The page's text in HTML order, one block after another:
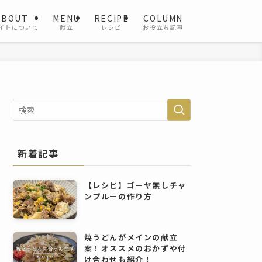
トについて
MENU
献立
RECIPE
レシピ
COLUMN
お役立ち記事
新着記事
【レシピ】ゴーヤ無しチャ
ンプルーの作り方
焼うどんがメインの献立
案！オススメのおかずや付
け合わせも紹介！